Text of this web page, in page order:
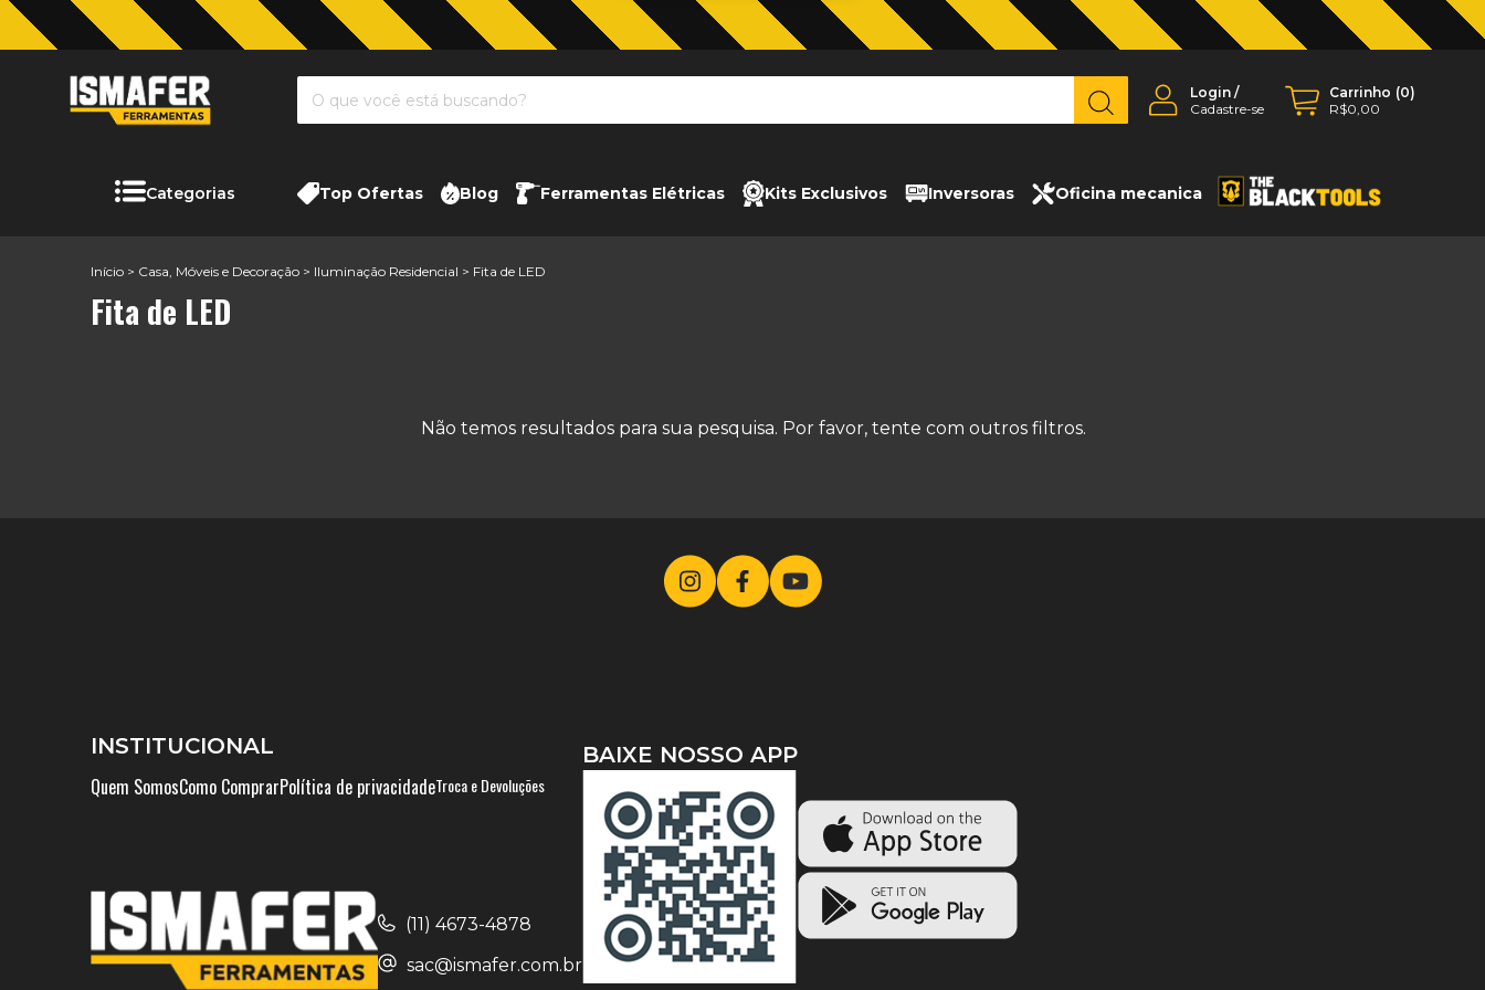
Login/
Cadastre-se
Carrinho (0)
R$0,00
Categorias Top Ofertas Blog Ferramentas Elétricas Kits Exclusivos Inversoras Oficina mecanica
Início > Casa, Móveis e Decoração > Iluminação Residencial > Fita de LED
Fita de LED
Não temos resultados para sua pesquisa. Por favor, tente com outros filtros.
INSTITUCIONAL
Quem SomosComo ComprarPolítica de privacidadeTroca e Devoluções
(11) 4673-4878
sac@ismafer.com.br
BAIXE NOSSO APP